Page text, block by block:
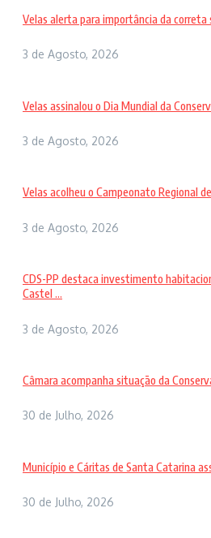
Velas alerta para importância da correta
3 de Agosto, 2026
Velas assinalou o Dia Mundial da
3 de Agosto, 2026
Velas acolheu o Campeonato Regional
3 de Agosto, 2026
CDS-PP destaca investimento
Castel ...
3 de Agosto, 2026
Câmara acompanha situação da
30 de Julho, 2026
Município e Cáritas de Santa Catarina
30 de Julho, 2026